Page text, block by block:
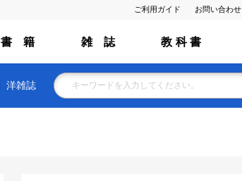
ご利用ガイド お問い合わせ
書 籍 雑 誌 教 科 書
洋雑誌